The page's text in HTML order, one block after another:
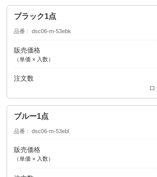
ブラック1点
品番 dsc06-m-53ebk
販売価格
（単価 × 入数）
注文数
ブルー1点
品番 dsc06-m-53ebl
販売価格
（単価 × 入数）